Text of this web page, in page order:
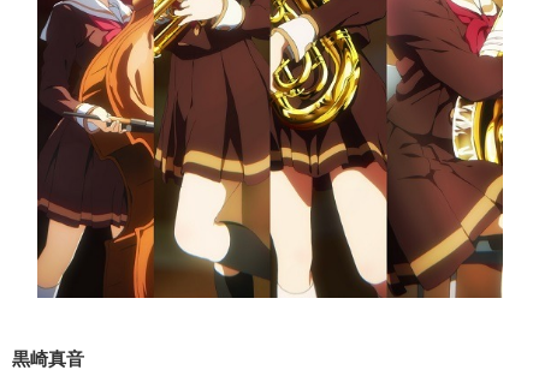
黒崎真音